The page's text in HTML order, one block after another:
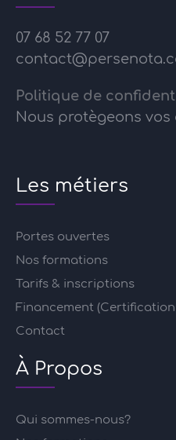
07 68 52 77 07
Politique de
Nous protègeons vos
Les métiers
Portes ouvertes
Nos formations
Tarifs & inscriptions
Financement
Contact
À Propos
Qui sommes-nous?